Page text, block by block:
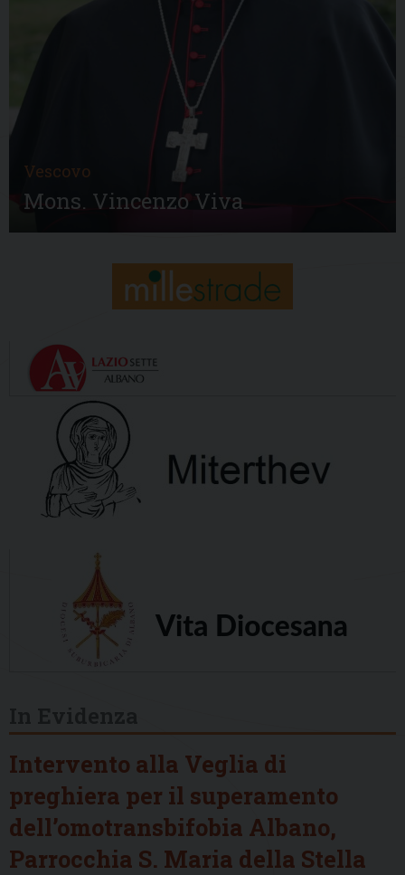
Vescovo
Mons. Vincenzo Viva
Intervento alla Veglia di
preghiera per il superamento
dell’omotransbifobia Albano,
Parrocchia S. Maria della Stella